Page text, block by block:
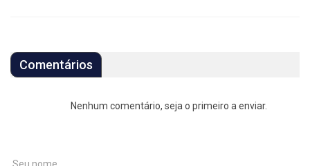
Comentários
Nenhum comentário, seja o primeiro a enviar.